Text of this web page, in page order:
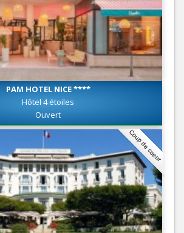
PAM HOTEL NICE ****
Hôtel 4 étoiles
Ouvert
Coup de coeur